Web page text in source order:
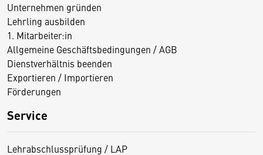
Unternehmen gründen
Lehrling ausbilden
1. Mitarbeiter:in
Allgemeine Geschäftsbedingungen / AGB
Dienstverhältnis beenden
Exportieren / Importieren
Förderungen
Service
Lehrabschlussprüfung / LAP